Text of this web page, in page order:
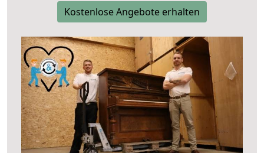
Kostenlose Angebote erhalten